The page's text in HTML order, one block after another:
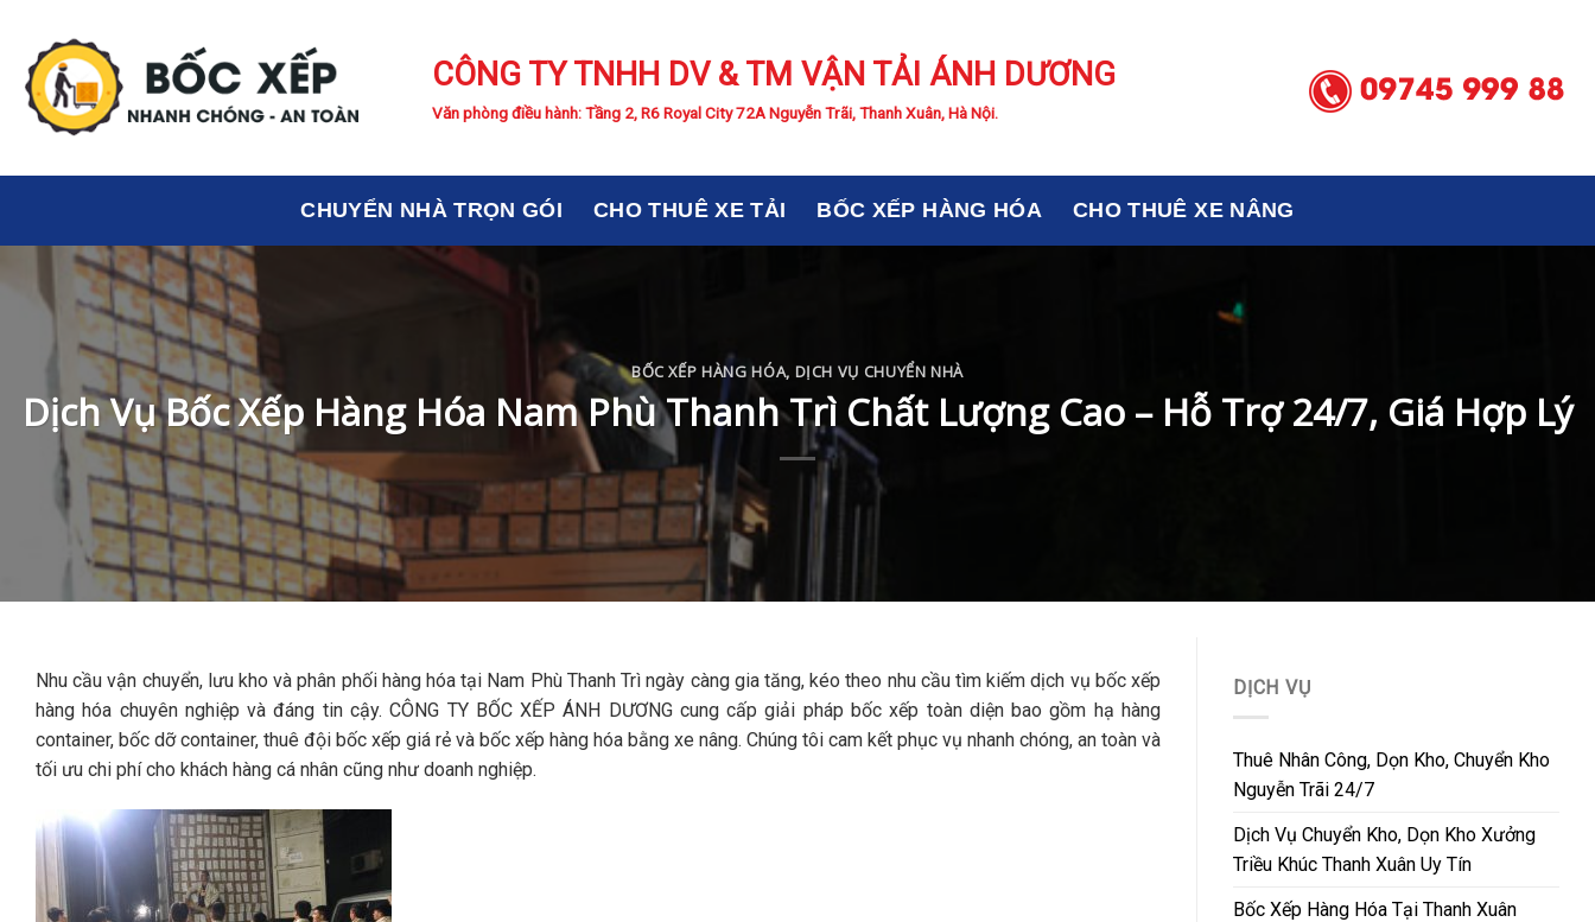
content
CÔNG TY TNHH DV & TM VẬN TẢI ÁNH DƯƠNG
Văn phòng điều hành: Tầng 2, R6 Royal City 72A Nguyễn Trãi, Thanh Xuân, Hà Nội.
CHUYỂN NHÀ TRỌN GÓI CHO THUÊ XE TẢI BỐC XẾP HÀNG HÓA CHO THUÊ XE NÂNG
BỐC XẾP HÀNG HÓA, DỊCH VỤ CHUYỂN NHÀ
Dịch Vụ Bốc Xếp Hàng Hóa Nam Phù Thanh Trì Chất Lượng Cao – Hỗ Trợ 24/7, Giá Hợp Lý
Nhu cầu vận chuyển, lưu kho và phân phối hàng hóa tại Nam Phù Thanh Trì ngày càng gia tăng, kéo theo nhu cầu tìm kiếm dịch vụ bốc xếp
hàng hóa chuyên nghiệp và đáng tin cậy. CÔNG TY BỐC XẾP ÁNH DƯƠNG cung cấp giải pháp bốc xếp toàn diện bao gồm hạ hàng
container, bốc dỡ container, thuê đội bốc xếp giá rẻ và bốc xếp hàng hóa bằng xe nâng. Chúng tôi cam kết phục vụ nhanh chóng, an toàn và
tối ưu chi phí cho khách hàng cá nhân cũng như doanh nghiệp.
DỊCH VỤ
Thuê Nhân Công, Dọn Kho, Chuyển Kho
Nguyễn Trãi 24/7
Dịch Vụ Chuyển Kho, Dọn Kho Xưởng
Triều Khúc Thanh Xuân Uy Tín
Bốc Xếp Hàng Hóa Tại Thanh Xuân